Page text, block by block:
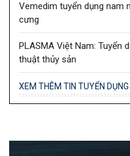
Vemedim tuyển dụng nam
cưng
PLASMA Việt Nam: Tuyển
thuật thủy sản
XEM THÊM TIN TUYỂN DỤNG